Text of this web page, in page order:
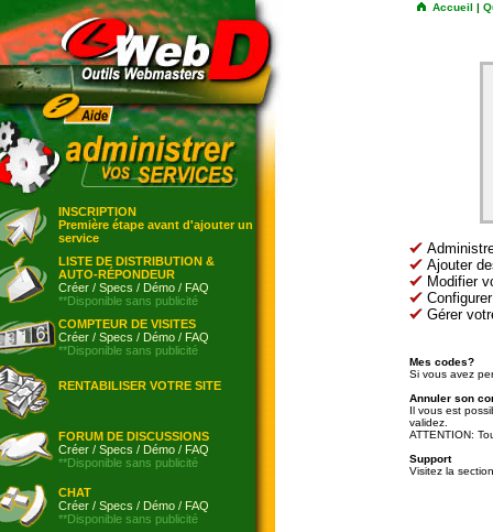
INSCRIPTION
Première étape avant d'ajouter un
service
LISTE DE DISTRIBUTION &
AUTO-RÉPONDEUR
Créer / Specs / Démo / FAQ
**Disponible sans publicité
COMPTEUR DE VISITES
Créer / Specs / Démo / FAQ
**Disponible sans publicité
RENTABILISER VOTRE SITE
FORUM DE DISCUSSIONS
Créer / Specs / Démo / FAQ
**Disponible sans publicité
CHAT
Créer / Specs / Démo / FAQ
**Disponible sans publicité
Accueil |
Ajouter
Modifier
Gérer
Mes codes?
Si vous avez
Annuler son
Il vous est
validez.
ATTENTION:
Support
Visitez la